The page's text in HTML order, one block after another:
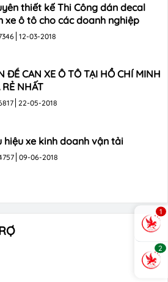
thiết kế Thi Công dán decal
trên xe ô tô cho các doanh nghiệp
12-03-2018
ĐỀ CAN XE Ô TÔ TẠI HỒ CHÍ MINH
RẺ NHẤT
22-05-2018
hiệu xe kinh doanh vận tải
09-06-2018
1
2